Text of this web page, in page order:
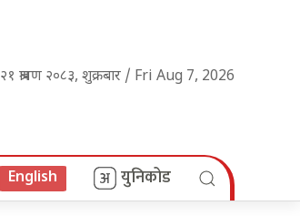
२१ श्रावण २०८३, शुक्रबार / Fri Aug 7, 2026
English युनिकोड